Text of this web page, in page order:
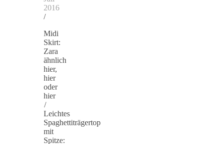
2016
/
Midi
Skirt:
Zara
ähnlich
hier,
hier
oder
hier
/
Leichtes
Spaghettiträgertop
mit
Spitze: